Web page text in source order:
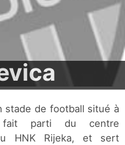
parti du centre
HNK Rijeka, et sert